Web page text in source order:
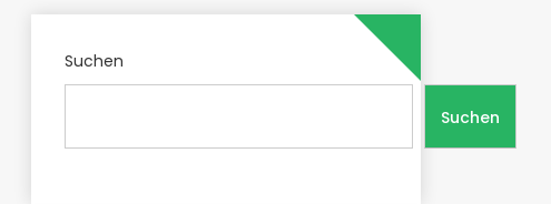
Suchen
Suchen